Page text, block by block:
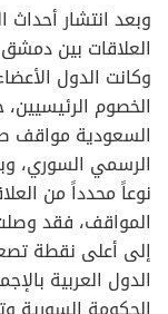
وبعد انتشار
العلاقات بين دمشق
وكانت الدول
الخصوم
السعودية مواقف
الرسمي السوري،
نوعاً محدداً من
المواقف، فقد
الدول العربية